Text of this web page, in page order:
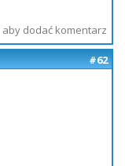
aby dodać komentarz
#62